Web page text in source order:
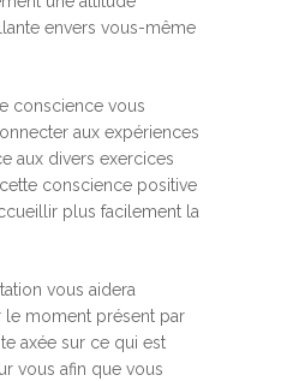
envers vous-même
conscience vous
aux expériences
aux divers exercices
conscience positive
plus facilement la
vous aidera
le moment présent par
axée sur ce qui est
vous afin que vous